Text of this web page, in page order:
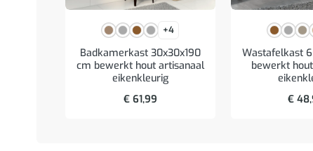
+4
Badkamerkast 30x30x190
cm bewerkt hout artisanaal
eikenkleurig
€ 61,99
Wastafelkast
bewerkt
€